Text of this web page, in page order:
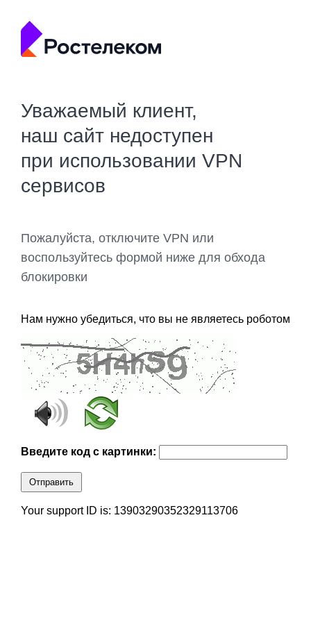
Уважаемый клиент,
наш сайт недоступен
при использовании VPN
сервисов
Пожалуйста, отключите VPN или
воспользуйтесь формой ниже для обхода
блокировки
Нам нужно убедиться, что вы не являетесь роботом
Введите код с картинки:
Отправить
Your support ID is: 13903290352329113706